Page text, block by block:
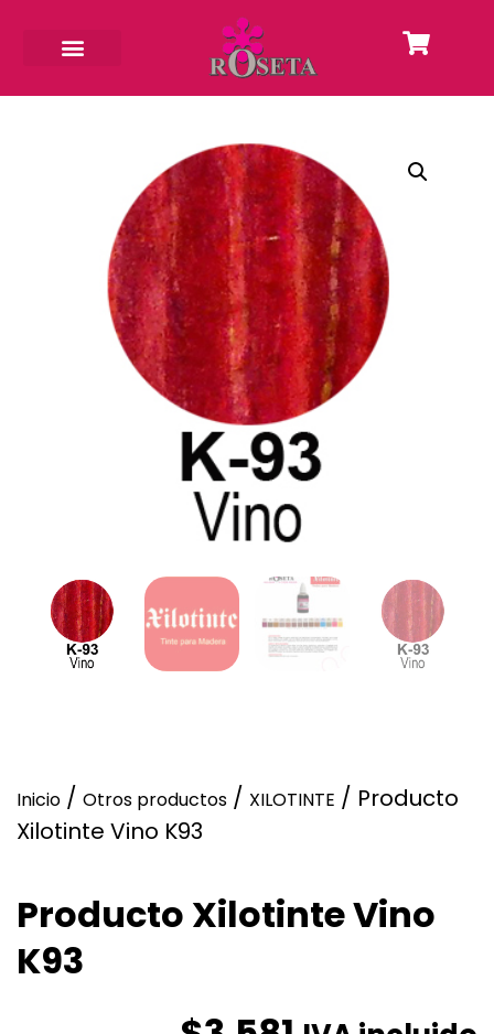
Inicio / Otros productos / XILOTINTE / Producto
Xilotinte Vino K93
Producto Xilotinte Vino
K93